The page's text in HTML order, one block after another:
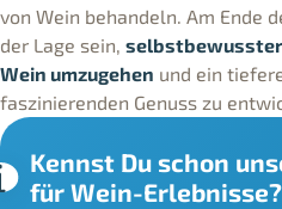
von Wein behandeln. Am Ende
der Lage sein,
Wein umzugehen und ein
faszinierenden Genuss zu
Kennst Du schon
für Wein-Erlebnisse?